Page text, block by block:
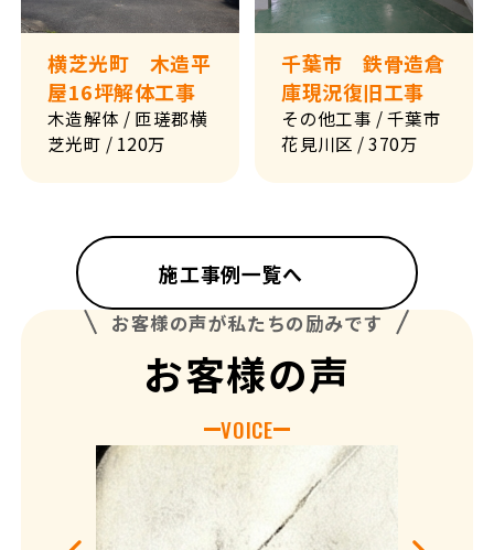
横芝光町 木造平
屋16坪解体工事
木造解体 / 匝瑳郡横
芝光町 / 120万
千葉市 鉄骨造倉
庫現況復旧工事
その他工事 / 千葉市
花見川区 / 370万
すべて 北海道
東北
南関東
北関東・甲信
北陸
近畿
千葉市
九州
東京都
荒川区
千葉県
四街道市
いすみ市
成田市
館山市
柏市 茂原市
施工事例一覧へ
お客様の声が私たちの励みです
お客様の声
VOICE